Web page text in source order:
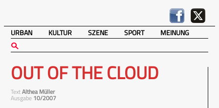
URBAN KULTUR SZENE SPORT MEINUNG
OUT OF THE CLOUD
TextAlthea Müller
Ausgabe 10/2007